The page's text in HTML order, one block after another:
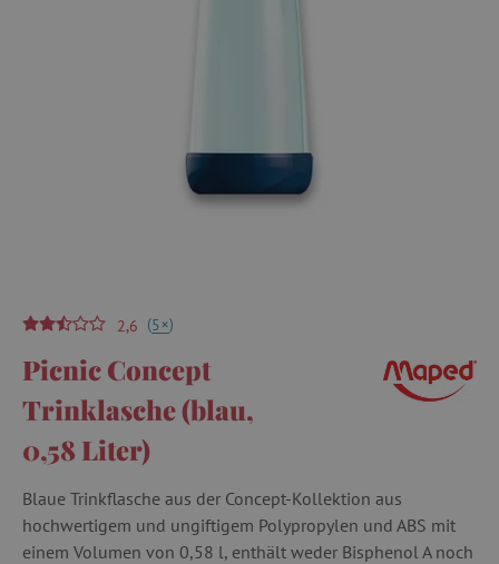
2,6 (5+)
Picnic Concept
Trinklasche (blau,
0,58 Liter)
Blaue Trinkflasche aus der Concept-Kollektion aus
hochwertigem und ungiftigem Polypropylen und ABS mit
einem Volumen von 0,58 l, enthält weder Bisphenol A noch